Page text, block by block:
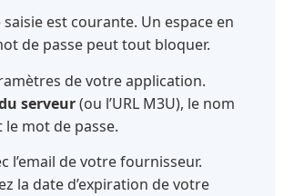
est courante. Un espace en
de passe peut tout bloquer.
de votre application.
serveur(ou l’URL M3U), le nom
le mot de passe.
l’email de votre fournisseur.
la date d’expiration de votre